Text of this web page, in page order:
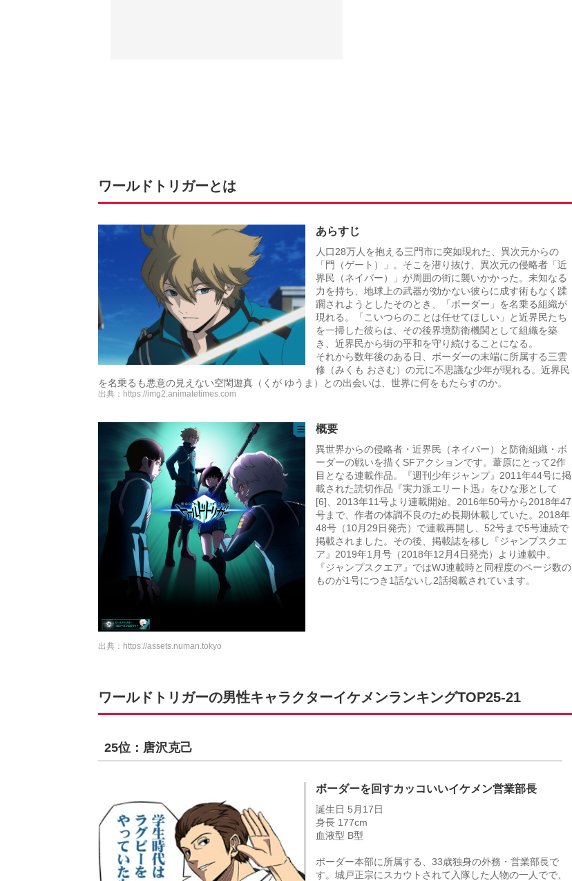
ワールドトリガーとは
あらすじ
人口28万人を抱える三門市に突如現れた、異次元からの
「門（ゲート）」。そこを潜り抜け、異次元の侵略者「近
界民（ネイバー）」が周囲の街に襲いかかった。未知なる
力を持ち、地球上の武器が効かない彼らに成す術もなく蹂
躙されようとしたそのとき、「ボーダー」を名乗る組織が
現れる。「こいつらのことは任せてほしい」と近界民たち
を一掃した彼らは、その後界境防衛機関として組織を築
き、近界民から街の平和を守り続けることになる。
それから数年後のある日、ボーダーの末端に所属する三雲
修（みくも おさむ）の元に不思議な少年が現れる。近界民
を名乗るも悪意の見えない空閑遊真（くが ゆうま）との出会いは、世界に何をもたらすのか。
出典： https://img2.animatetimes.com
概要
異世界からの侵略者・近界民（ネイバー）と防衛組織・ボ
ーダーの戦いを描くSFアクションです。葦原にとって2作
目となる連載作品。『週刊少年ジャンプ』2011年44号に掲
載された読切作品『実力派エリート迅』をひな形として
[6]、2013年11号より連載開始。2016年50号から2018年47
号まで、作者の体調不良のため長期休載していた。2018年
48号（10月29日発売）で連載再開し、52号まで5号連続で
掲載されました。その後、掲載誌を移し『ジャンプスクエ
ア』2019年1月号（2018年12月4日発売）より連載中。
『ジャンプスクエア』ではWJ連載時と同程度のページ数の
ものが1号につき1話ないし2話掲載されています。
出典： https://assets.numan.tokyo
ワールドトリガーの男性キャラクターイケメンランキングTOP25-21
25位：唐沢克己
ボーダーを回すカッコいいイケメン営業部長
誕生日 5月17日
身長 177cm
血液型 B型
ボーダー本部に所属する、33歳独身の外務・営業部長で
す。城戸正宗にスカウトされて入隊した人物の一人でで、